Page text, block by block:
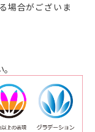
場合がございま